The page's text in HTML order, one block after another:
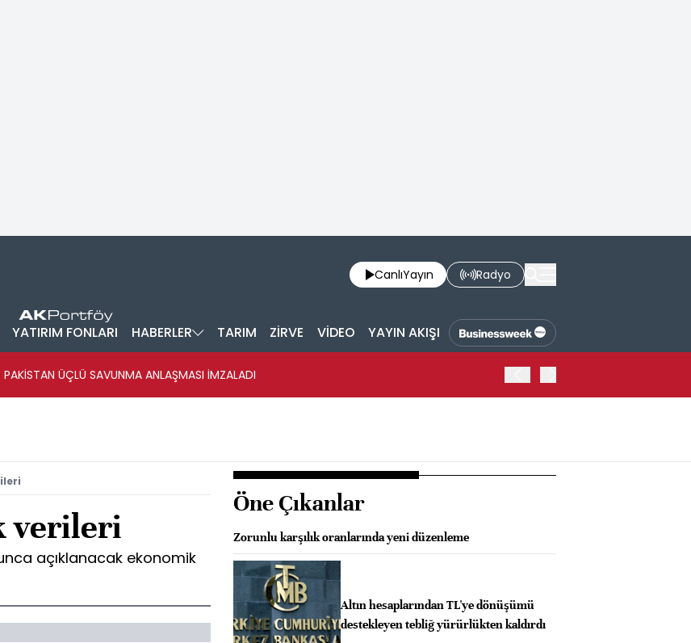
CanlıYayın Radyo
YATIRIM FONLARI HABERLER TARIM ZİRVE VİDEO YAYIN AKIŞI
PAKİSTAN ÜÇLÜ SAVUNMA ANLAŞMASI İMZALADI
verileri
açıklanacak ekonomik
Öne Çıkanlar
Zorunlu karşılık oranlarında yeni düzenleme
Altın hesaplarından TL'ye dönüşümü
destekleyen tebliğ yürürlükten kaldırdı